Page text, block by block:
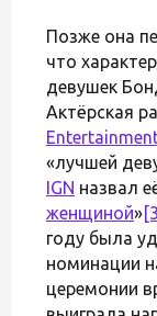
Позже она
что
девушек
Актёрская
«лучшей
IGN назвал
женщиной»
году была
номинации
церемонии